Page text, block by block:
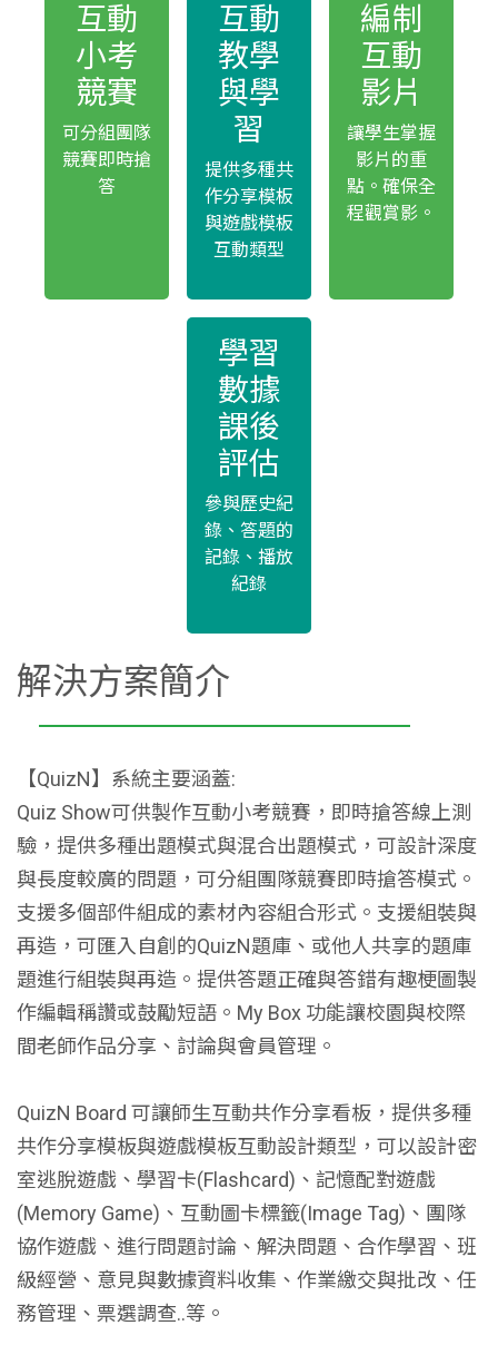
互動
小考
競賽
可分組團隊
競賽即時搶
答
互動
教學
與學
習
提供多種共
作分享模板
與遊戲模板
互動類型
編制
互動
影片
讓學生掌握
影片的重
點。確保全
程觀賞影。
學習
數據
課後
評估
參與歷史紀
錄、答題的
記錄、播放
紀錄
解決方案簡介
【QuizN】系統主要涵蓋:
Quiz Show可供製作互動小考競賽，即時搶答線上測
驗，提供多種出題模式與混合出題模式，可設計深度
與長度較廣的問題，可分組團隊競賽即時搶答模式。
支援多個部件組成的素材內容組合形式。支援組裝與
再造，可匯入自創的QuizN題庫、或他人共享的題庫
題進行組裝與再造。提供答題正確與答錯有趣梗圖製
作編輯稱讚或鼓勵短語。My Box 功能讓校園與校際
間老師作品分享、討論與會員管理。
QuizN Board 可讓師生互動共作分享看板，提供多種
共作分享模板與遊戲模板互動設計類型，可以設計密
室逃脫遊戲、學習卡(Flashcard)、記憶配對遊戲
(Memory Game)、互動圖卡標籤(Image Tag)、團隊
協作遊戲、進行問題討論、解決問題、合作學習、班
級經營、意見與數據資料收集、作業繳交與批改、任
務管理、票選調查..等。